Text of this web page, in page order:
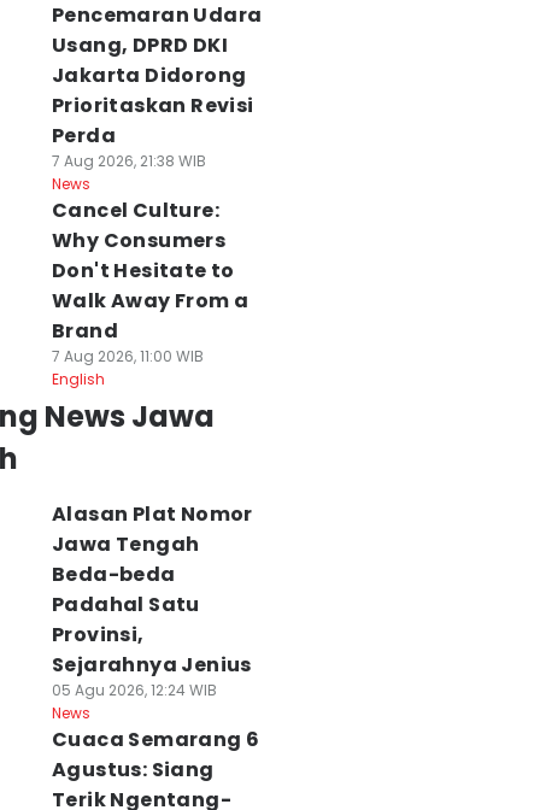
Pencemaran Udara
Usang, DPRD DKI
Jakarta Didorong
Prioritaskan Revisi
Perda
7 Aug 2026, 21:38 WIB
News
Cancel Culture:
Why Consumers
Don't Hesitate to
Walk Away From a
Brand
7 Aug 2026, 11:00 WIB
English
News Jawa
Alasan Plat Nomor
Jawa Tengah
Beda-beda
Padahal Satu
Provinsi,
Sejarahnya Jenius
05 Agu 2026, 12:24 WIB
News
Cuaca Semarang 6
Agustus: Siang
Terik Ngentang-